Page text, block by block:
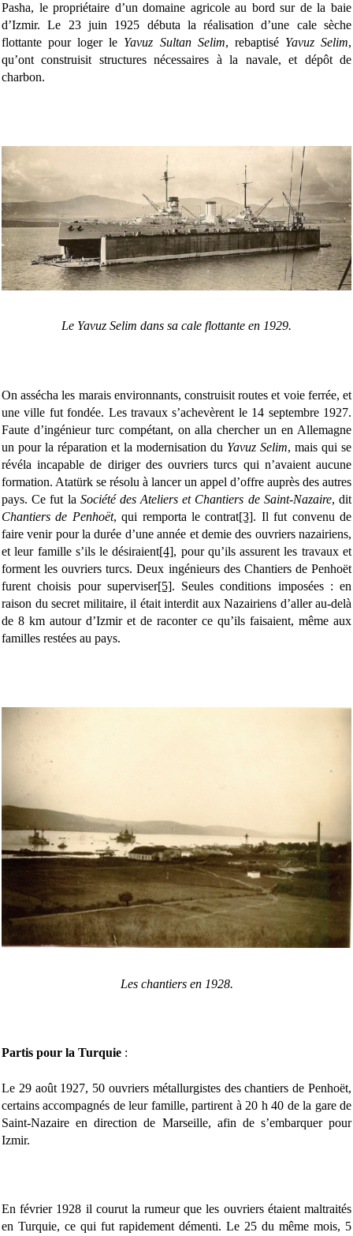
Pasha, le propriétaire d’un domaine agricole au bord sur de la baie
d’Izmir. Le 23 juin 1925 débuta la réalisation d’une cale sèche
flottante pour loger le Yavuz Sultan Selim, rebaptisé Yavuz Selim,
qu’ont construisit structures nécessaires à la navale, et dépôt de
charbon.
Le Yavuz Selim dans sa cale flottante en 1929.
On assécha les marais environnants, construisit routes et voie ferrée, et
une ville fut fondée. Les travaux s’achevèrent le 14 septembre 1927.
Faute d’ingénieur turc compétant, on alla chercher un en Allemagne
un pour la réparation et la modernisation du Yavuz Selim, mais qui se
révéla incapable de diriger des ouvriers turcs qui n’avaient aucune
formation. Atatürk se résolu à lancer un appel d’offre auprès des autres
pays. Ce fut la Société des Ateliers et Chantiers de Saint-Nazaire, dit
Chantiers de Penhoët, qui remporta le contrat[3]. Il fut convenu de
faire venir pour la durée d’une année et demie des ouvriers nazairiens,
et leur famille s’ils le désiraient[4], pour qu’ils assurent les travaux et
forment les ouvriers turcs. Deux ingénieurs des Chantiers de Penhoët
furent choisis pour superviser[5]. Seules conditions imposées : en
raison du secret militaire, il était interdit aux Nazairiens d’aller au-delà
de 8 km autour d’Izmir et de raconter ce qu’ils faisaient, même aux
familles restées au pays.
Les chantiers en 1928.
Partis pour la Turquie :
Le 29 août 1927, 50 ouvriers métallurgistes des chantiers de Penhoët,
certains accompagnés de leur famille, partirent à 20 h 40 de la gare de
Saint-Nazaire en direction de Marseille, afin de s’embarquer pour
Izmir.
En février 1928 il courut la rumeur que les ouvriers étaient maltraités
en Turquie, ce qui fut rapidement démenti. Le 25 du même mois, 5